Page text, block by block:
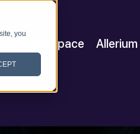
you
Satellite & Space Allerium